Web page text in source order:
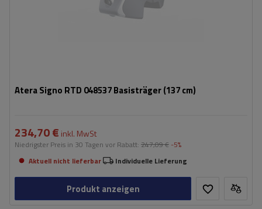
Atera Signo RTD 048537 Basisträger (137 cm)
234,70 € inkl. MwSt
Niedrigster Preis in 30 Tagen vor Rabatt: 247,09 € -5%
Aktuell nicht lieferbar
Individuelle Lieferung
Produkt anzeigen